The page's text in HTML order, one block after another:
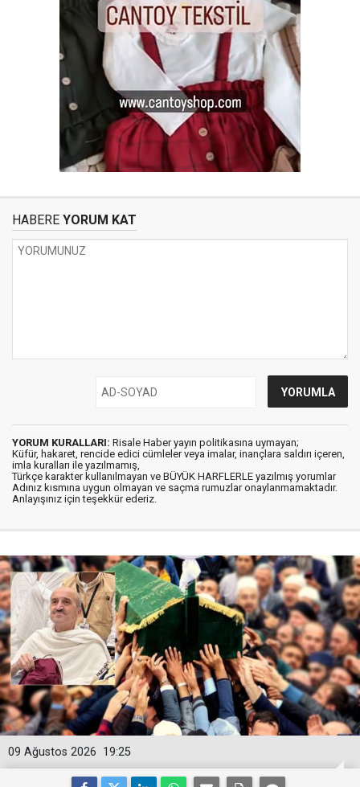
HABERE YORUM KAT
YORUM KURALLARI: Risale Haber yayın politikasına uymayan;
Küfür, hakaret, rencide edici cümleler veya imalar, inançlara saldırı içeren,
imla kuralları ile yazılmamış,
Türkçe karakter kullanılmayan ve BÜYÜK HARFLERLE yazılmış yorumlar
Adınız kısmına uygun olmayan ve saçma rumuzlar onaylanmamaktadır.
Anlayışınız için teşekkür ederiz.
19:25
09 Ağustos 2026